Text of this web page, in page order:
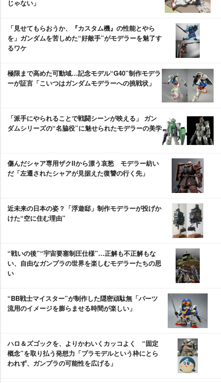
じゃない」
「見せてもらおうか、『カスタム機』の性能とやら
を」ガンダムを苦しめた“好敵手”がモデラーを魅了す
るワケ
極限まで高めた可動域…記念モデル“G40”制作モデラ
ーが証言「こいつはガンダムモデラーへの挑戦状」
「派手にやられることで戦闘シーンが映える」 ガン
ダムシリーズの“名脇役”に魅せられたモデラーの美学
傷んだシャア専用ザクIIから漂う哀愁 モデラー紡い
だ「左遷されたシャアが見据えた復讐の行く先」
近未来の日本の姿？「浮遊邸」制作モデラーが投げか
けた“空に住む理由”
“戦いの後”“宇宙要塞制圧仕様”…正解も不正解もな
い、自由なガンプラの世界を楽しむモデラーたちの思
い
“BB戦士マイスター”が制作した隠密頑駄無「パーツ
流用のイメージを膨らませる時間が楽しい」
ハロ＆ズゴックを、よりかわいくカッコよく “固定
概念”を取り払う発想力「プラモデルという枠にとら
われず、ガンプラの可能性を広げる」